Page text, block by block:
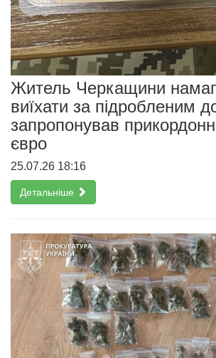
Житель Черкащини
виїхати за підробленим
запропонував
євро
25.07.26 18:16
Детальніше